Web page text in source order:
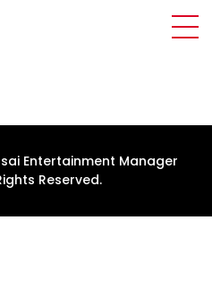
Entertainment Manager
Reserved.